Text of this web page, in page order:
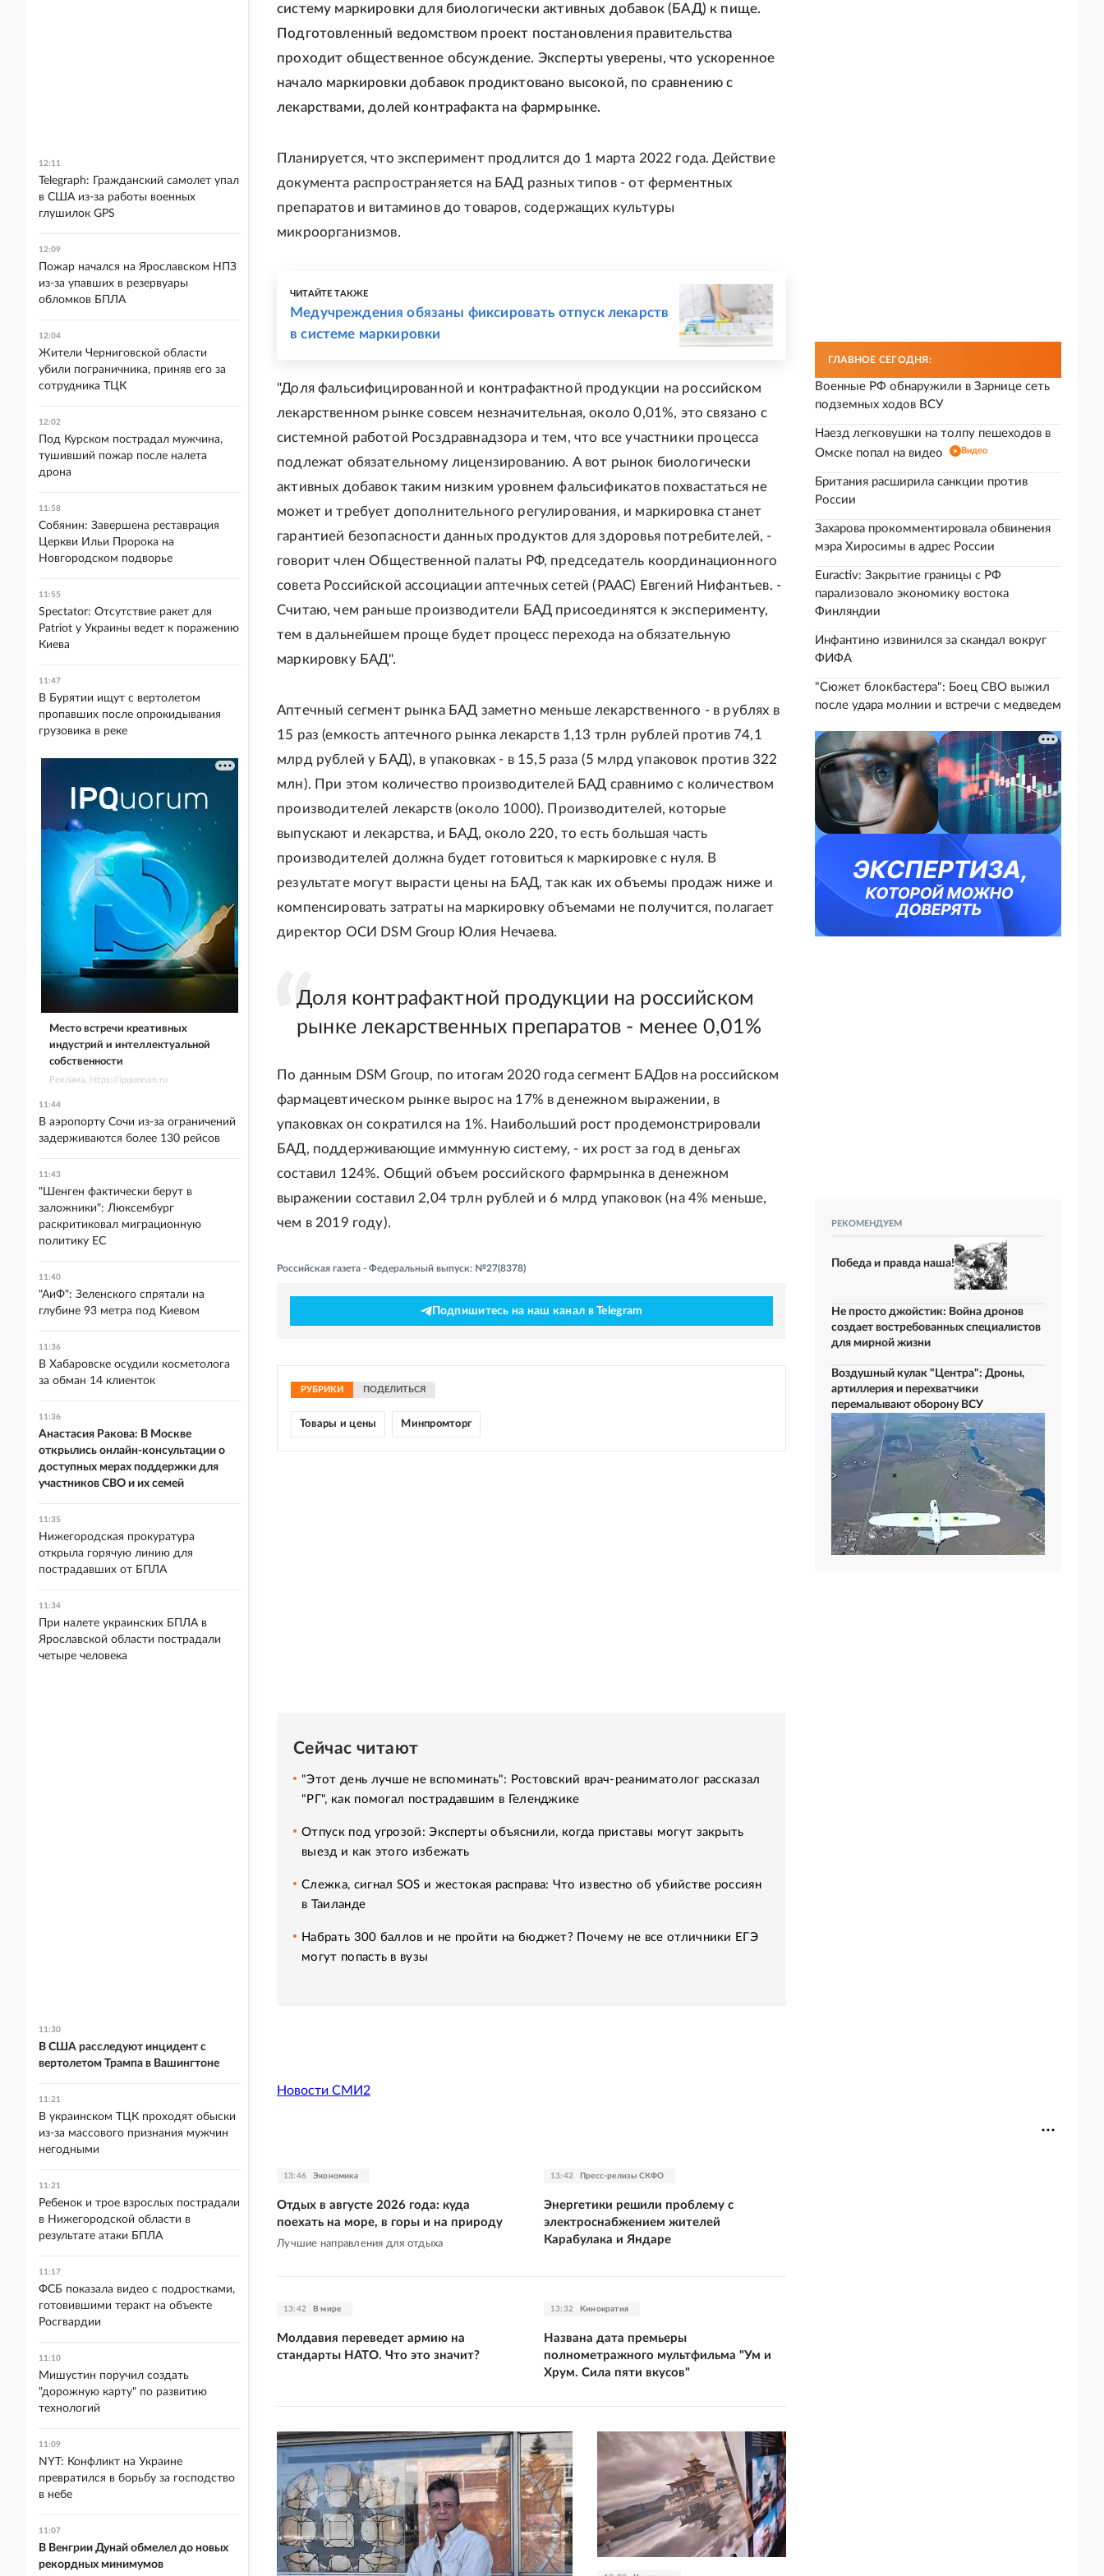
систему маркировки для биологически активных добавок (БАД) к пище.
Подготовленный ведомством проект постановления правительства
проходит общественное обсуждение. Эксперты уверены, что ускоренное
начало маркировки добавок продиктовано высокой, по сравнению с
лекарствами, долей контрафакта на фармрынке.
Планируется, что эксперимент продлится до 1 марта 2022 года. Действие
документа распространяется на БАД разных типов - от ферментных
препаратов и витаминов до товаров, содержащих культуры
микроорганизмов.
ЧИТАЙТЕ ТАКЖЕ
Медучреждения обязаны фиксировать отпуск лекарств
в системе маркировки
"Доля фальсифицированной и контрафактной продукции на российском
лекарственном рынке совсем незначительная, около 0,01%, это связано с
системной работой Росздравнадзора и тем, что все участники процесса
подлежат обязательному лицензированию. А вот рынок биологически
активных добавок таким низким уровнем фальсификатов похвастаться не
может и требует дополнительного регулирования, и маркировка станет
гарантией безопасности данных продуктов для здоровья потребителей, -
говорит член Общественной палаты РФ, председатель координационного
совета Российской ассоциации аптечных сетей (РААС) Евгений Нифантьев. -
Считаю, чем раньше производители БАД присоединятся к эксперименту,
тем в дальнейшем проще будет процесс перехода на обязательную
маркировку БАД".
Аптечный сегмент рынка БАД заметно меньше лекарственного - в рублях в
15 раз (емкость аптечного рынка лекарств 1,13 трлн рублей против 74,1
млрд рублей у БАД), в упаковках - в 15,5 раза (5 млрд упаковок против 322
млн). При этом количество производителей БАД сравнимо с количеством
производителей лекарств (около 1000). Производителей, которые
выпускают и лекарства, и БАД, около 220, то есть большая часть
производителей должна будет готовиться к маркировке с нуля. В
результате могут вырасти цены на БАД, так как их объемы продаж ниже и
компенсировать затраты на маркировку объемами не получится, полагает
директор ОСИ DSM Group Юлия Нечаева.
Доля контрафактной продукции на российском
рынке лекарственных препаратов - менее 0,01%
По данным DSM Group, по итогам 2020 года сегмент БАДов на российском
фармацевтическом рынке вырос на 17% в денежном выражении, в
упаковках он сократился на 1%. Наибольший рост продемонстрировали
БАД, поддерживающие иммунную систему, - их рост за год в деньгах
составил 124%. Общий объем российского фармрынка в денежном
выражении составил 2,04 трлн рублей и 6 млрд упаковок (на 4% меньше,
чем в 2019 году).
Российская газета - Федеральный выпуск: №27(8378)
Подпишитесь на наш канал в Telegram
РУБРИКИ ПОДЕЛИТЬСЯ
Товары и цены Минпромторг
Сейчас читают
"Этот день лучше не вспоминать": Ростовский врач-реаниматолог рассказал
"РГ", как помогал пострадавшим в Геленджике
Отпуск под угрозой: Эксперты объяснили, когда приставы могут закрыть
выезд и как этого избежать
Слежка, сигнал SOS и жестокая расправа: Что известно об убийстве россиян
в Таиланде
Набрать 300 баллов и не пройти на бюджет? Почему не все отличники ЕГЭ
могут попасть в вузы
Новости СМИ2
13:46 Экономика
Отдых в августе 2026 года: куда
поехать на море, в горы и на природу
Лучшие направления для отдыха
13:42 Пресс-релизы СКФО
Энергетики решили проблему с
электроснабжением жителей
Карабулака и Яндаре
13:42 В мире
Молдавия переведет армию на
стандарты НАТО. Что это значит?
13:32 Кинократия
Названа дата премьеры
полнометражного мультфильма "Ум и
Хрум. Сила пяти вкусов"
ГЛАВНОЕ СЕГОДНЯ:
Военные РФ обнаружили в Зарнице сеть
подземных ходов ВСУ
Наезд легковушки на толпу пешеходов в
Омске попал на видео
Видео
Британия расширила санкции против
России
Захарова прокомментировала обвинения
мэра Хиросимы в адрес России
Euractiv: Закрытие границы с РФ
парализовало экономику востока
Финляндии
Инфантино извинился за скандал вокруг
ФИФА
"Сюжет блокбастера": Боец СВО выжил
после удара молнии и встречи с медведем
РЕКОМЕНДУЕМ
Победа и правда наша!
Не просто джойстик: Война дронов
создает востребованных специалистов
для мирной жизни
Воздушный кулак "Центра": Дроны,
артиллерия и перехватчики
перемалывают оборону ВСУ
12:11
Telegraph: Гражданский самолет упал
в США из-за работы военных
глушилок GPS
12:09
Пожар начался на Ярославском НПЗ
из-за упавших в резервуары
обломков БПЛА
12:04
Жители Черниговской области
убили пограничника, приняв его за
сотрудника ТЦК
12:02
Под Курском пострадал мужчина,
тушивший пожар после налета
дрона
11:58
Собянин: Завершена реставрация
Церкви Ильи Пророка на
Новгородском подворье
11:55
Spectator: Отсутствие ракет для
Patriot у Украины ведет к поражению
Киева
11:47
В Бурятии ищут с вертолетом
пропавших после опрокидывания
грузовика в реке
Место встречи креативных
индустрий и интеллектуальной
собственности
Реклама. https://ipquorum.ru
11:44
В аэропорту Сочи из-за ограничений
задерживаются более 130 рейсов
11:43
"Шенген фактически берут в
заложники": Люксембург
раскритиковал миграционную
политику ЕС
11:40
"АиФ": Зеленского спрятали на
глубине 93 метра под Киевом
11:36
В Хабаровске осудили косметолога
за обман 14 клиенток
11:36
Анастасия Ракова: В Москве
открылись онлайн-консультации о
доступных мерах поддержки для
участников СВО и их семей
11:35
Нижегородская прокуратура
открыла горячую линию для
пострадавших от БПЛА
11:34
При налете украинских БПЛА в
Ярославской области пострадали
четыре человека
11:30
В США расследуют инцидент с
вертолетом Трампа в Вашингтоне
11:21
В украинском ТЦК проходят обыски
из-за массового признания мужчин
негодными
11:21
Ребенок и трое взрослых пострадали
в Нижегородской области в
результате атаки БПЛА
11:17
ФСБ показала видео с подростками,
готовившими теракт на объекте
Росгвардии
11:10
Мишустин поручил создать
"дорожную карту" по развитию
технологий
11:09
NYT: Конфликт на Украине
превратился в борьбу за господство
в небе
11:07
В Венгрии Дунай обмелел до новых
рекордных минимумов